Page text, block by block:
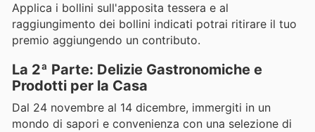
Applica i bollini sull'apposita tessera e al
raggiungimento dei bollini indicati potrai ritirare il tuo
premio aggiungendo un contributo.
La 2ª Parte: Delizie Gastronomiche e
Prodotti per la Casa
Dal 24 novembre al 14 dicembre, immergiti in un
mondo di sapori e convenienza con una selezione di